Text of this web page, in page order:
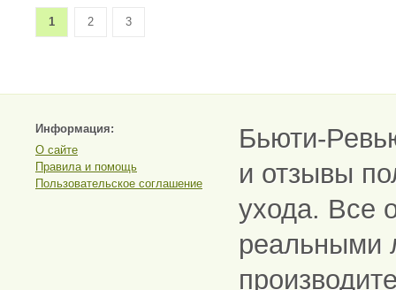
1 2 3
Информация:
О сайте
Правила и помощь
Пользовательское соглашение
Бьюти-
и отзывы
ухода. Все
реальными